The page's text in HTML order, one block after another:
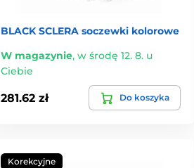
BLACK SCLERA soczewki kolorowe
W magazynie, w środę 12. 8. u
Ciebie
281.62 zł Do koszyka
Korekcyjne